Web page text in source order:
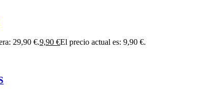
29,90 €.9,90 €El precio actual es: 9,90 €.